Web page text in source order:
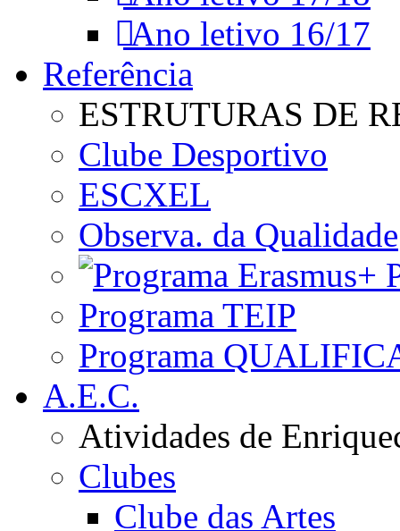
Ano letivo 16/17
Referência
ESTRUTURAS DE
Clube Desportivo
ESCXEL
Observa. da Qualidade
Programa TEIP
Programa
A.E.C.
Atividades de
Clubes
Clube das Artes